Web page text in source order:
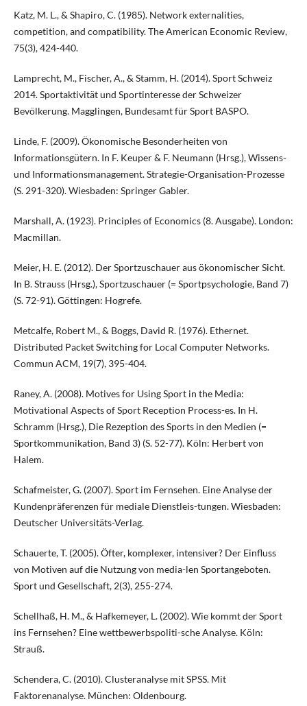
Katz, M. L., & Shapiro, C. (1985). Network externalities,
competition, and compatibility. The American Economic Review,
75(3), 424-440.
Lamprecht, M., Fischer, A., & Stamm, H. (2014). Sport Schweiz
2014. Sportaktivität und Sportinteresse der Schweizer
Bevölkerung. Magglingen, Bundesamt für Sport BASPO.
Linde, F. (2009). Ökonomische Besonderheiten von
Informationsgütern. In F. Keuper & F. Neumann (Hrsg.), Wissens-
und Informationsmanagement. Strategie-Organisation-Prozesse
(S. 291-320). Wiesbaden: Springer Gabler.
Marshall, A. (1923). Principles of Economics (8. Ausgabe). London:
Macmillan.
Meier, H. E. (2012). Der Sportzuschauer aus ökonomischer Sicht.
In B. Strauss (Hrsg.), Sportzuschauer (= Sportpsychologie, Band 7)
(S. 72-91). Göttingen: Hogrefe.
Metcalfe, Robert M., & Boggs, David R. (1976). Ethernet.
Distributed Packet Switching for Local Computer Networks.
Commun ACM, 19(7), 395-404.
Raney, A. (2008). Motives for Using Sport in the Media:
Motivational Aspects of Sport Reception Process-es. In H.
Schramm (Hrsg.), Die Rezeption des Sports in den Medien (=
Sportkommunikation, Band 3) (S. 52-77). Köln: Herbert von
Halem.
Schafmeister, G. (2007). Sport im Fernsehen. Eine Analyse der
Kundenpräferenzen für mediale Dienstleis-tungen. Wiesbaden:
Deutscher Universitäts-Verlag.
Schauerte, T. (2005). Öfter, komplexer, intensiver? Der Einfluss
von Motiven auf die Nutzung von media-len Sportangeboten.
Sport und Gesellschaft, 2(3), 255-274.
Schellhaß, H. M., & Hafkemeyer, L. (2002). Wie kommt der Sport
ins Fernsehen? Eine wettbewerbspoliti-sche Analyse. Köln:
Strauß.
Schendera, C. (2010). Clusteranalyse mit SPSS. Mit
Faktorenanalyse. München: Oldenbourg.